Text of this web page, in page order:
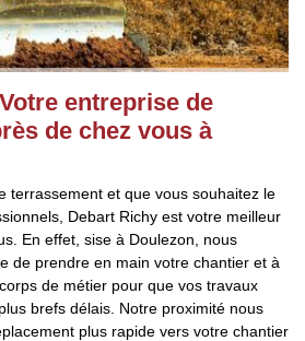
entreprise de
de chez vous à
terrassement et que vous souhaitez le
Debart Richy est votre meilleur
En effet, sise à Doulezon, nous
de prendre en main votre chantier et à
de métier pour que vos travaux
brefs délais. Notre proximité nous
plus rapide vers votre chantier